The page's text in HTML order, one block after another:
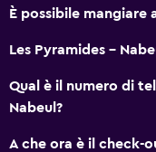
Fitness
Tennis
È possibile mangiare
Les Pyramides -
Qual è il numero di
Nabeul?
A che ora è il check-